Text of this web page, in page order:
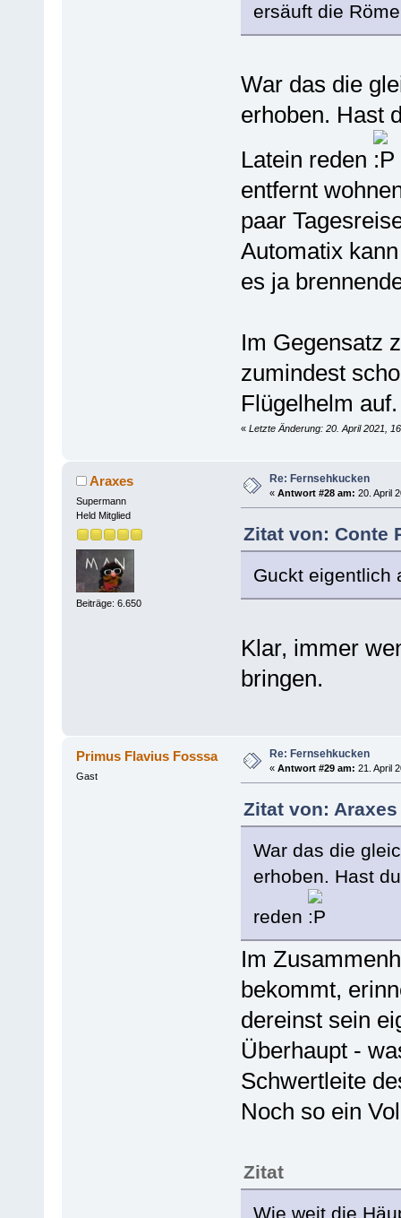
ersäuft die
War das die
erhoben. Hast
Latein reden
entfernt
paar
Automatix
es ja
Im Gegensatz
zumindest
Flügelhelm auf.
« Letzte Änderung: 20. April 2021,
Araxes
Supermann
Held Mitglied
Beiträge: 6.650
Re: Fernsehkucken
« Antwort #28 am: 20. April
Zitat von: Conte
Guckt eigentlich
Klar, immer
bringen.
Primus Flavius Fosssa
Gast
Re: Fernsehkucken
« Antwort #29 am: 21. April
Zitat von: Araxes
War das die
erhoben. Hast
reden
Im
bekommt,
dereinst sein
Überhaupt -
Schwertleite
Noch so ein
Zitat
Wie weit die